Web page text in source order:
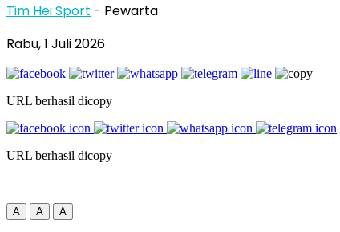
Tim Hei Sport - Pewarta
Rabu, 1 Juli 2026
URL berhasil dicopy
URL berhasil dicopy
A A A